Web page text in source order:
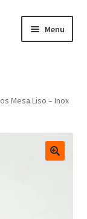
Menu
Mesa Liso – Inox